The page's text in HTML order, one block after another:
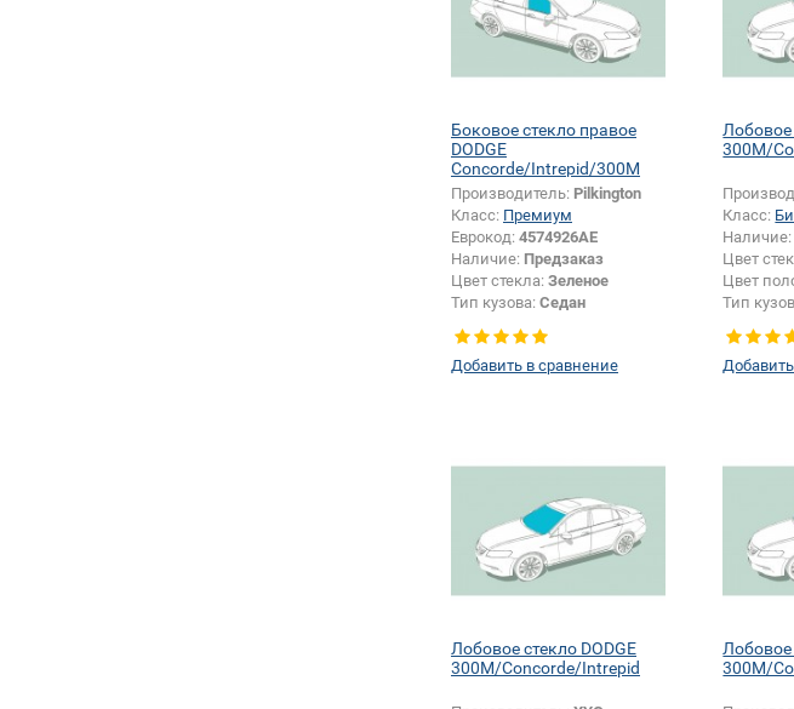
Боковое стекло правое
DODGE
Concorde/Intrepid/300M
Производитель: Pilkington
Класс: Премиум
Еврокод: 4574926AE
Наличие: Предзаказ
Цвет стекла: Зеленое
Тип кузова: Седан
Тип стекла: Боковое стекло
правое
Добавить в сравнение
Лобовое
300M/
Класс:
Наличие:
Цвет
Цвет
Тип
Лобовое стекло DODGE
300M/Concorde/Intrepid
Лобовое
300M/